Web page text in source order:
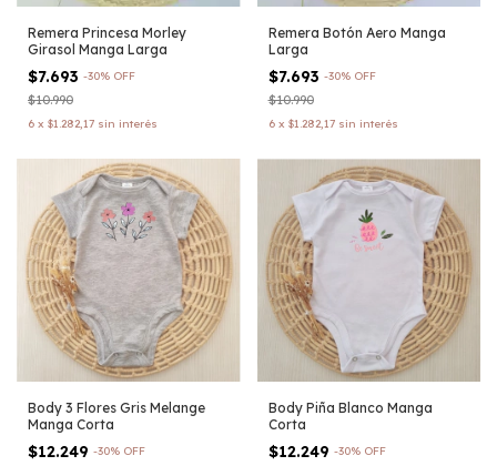
Remera Princesa Morley
Girasol Manga Larga
$7.693 -30% OFF
$10.990
6 x $1.282,17 sin interés
Remera Botón Aero Manga
Larga
$7.693 -30% OFF
$10.990
6 x $1.282,17 sin interés
Body 3 Flores Gris Melange
Manga Corta
$12.249 -30% OFF
Body Piña Blanco Manga
Corta
$12.249 -30% OFF